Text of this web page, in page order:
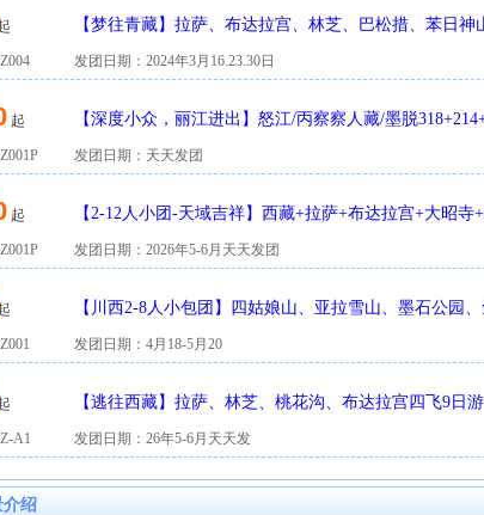
【梦往青藏】拉萨、布达拉宫、林芝、巴松措、苯日
朗林海、羊卓雍措四飞一卧十日游
发团日期：2024年3月16.23.30日
起 【深度小众，丽江进出】怒江/丙察察人藏/墨脱
发团日期：天天发团
起
【2-12人小团-天域吉祥】西藏+拉萨+布达拉宫+大昭寺
游四飞
发团日期：2026年5-6月天天发团
【川西2-8人小包团】四姑娘山、亚拉雪山、墨石公园
措双飞5日游
发团日期：4月18-5月20
【逃往西藏】拉萨、林芝、桃花沟、布达拉宫四飞9日游
A1 发团日期：26年5-6月天天发
介绍